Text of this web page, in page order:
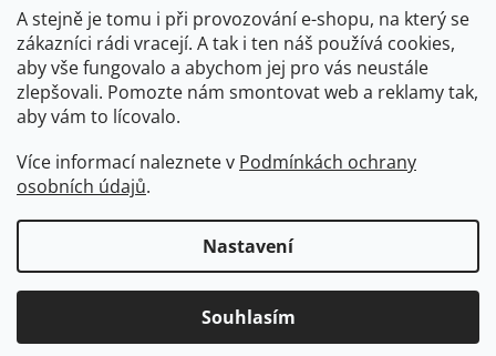
A stejně je tomu i při provozování e-shopu, na který se
zákazníci rádi vracejí. A tak i ten náš používá cookies,
aby vše fungovalo a abychom jej pro vás neustále
zlepšovali. Pomozte nám smontovat web a reklamy tak,
aby vám to lícovalo.
Více informací naleznete v Podmínkách ochrany
osobních údajů.
Nastavení
Souhlasím
Pá
06:00 - 07:00
07:30 - 15:00
So
07:00 - 10:00
Ne
zavřeno
Copyright 2026VTP-tvarovky.cz. Všechna práva vyhrazena.
Upravit nastavení cookies